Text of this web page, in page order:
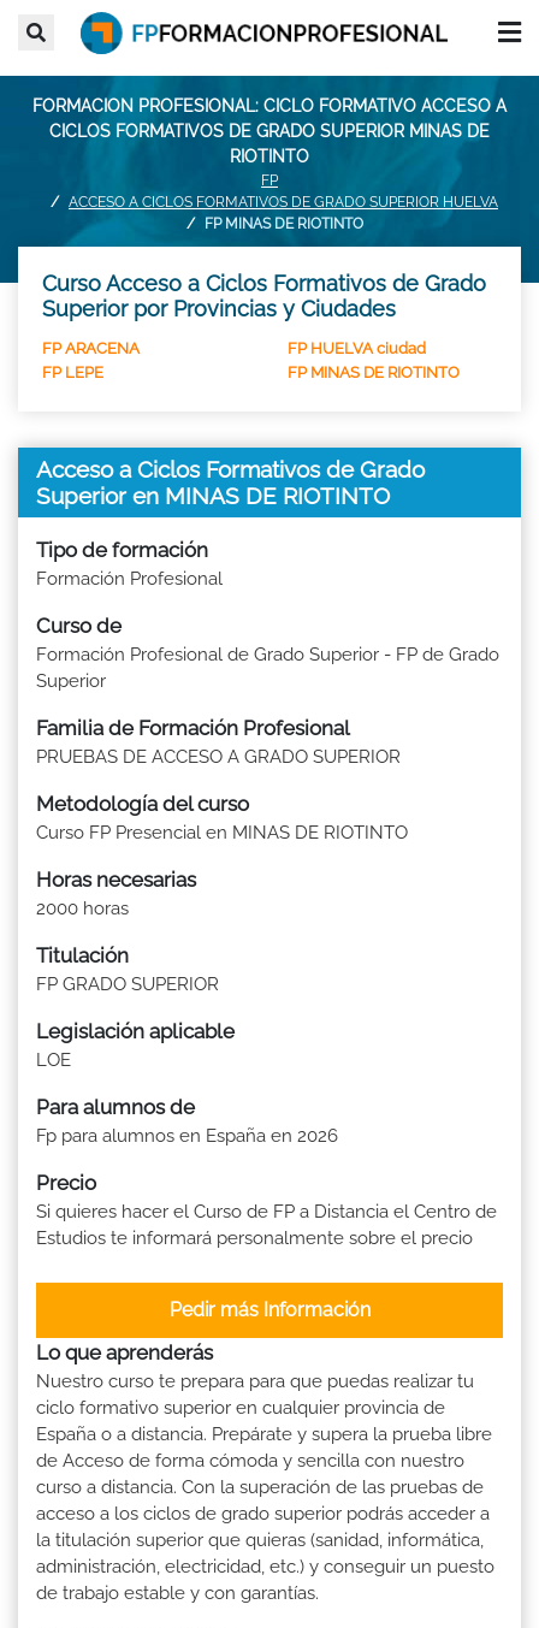
FORMACION PROFESIONAL: CICLO FORMATIVO ACCESO A
CICLOS FORMATIVOS DE GRADO SUPERIOR MINAS DE
RIOTINTO
FP
ACCESO A CICLOS FORMATIVOS DE GRADO SUPERIOR HUELVA
FP MINAS DE RIOTINTO
Curso Acceso a Ciclos Formativos de Grado
Superior por Provincias y Ciudades
FP ARACENA
FP HUELVA ciudad
FP LEPE
FP MINAS DE RIOTINTO
Acceso a Ciclos Formativos de Grado
Superior en MINAS DE RIOTINTO
Tipo de formación
Formación Profesional
Curso de
Formación Profesional de Grado Superior - FP de Grado
Superior
Familia de Formación Profesional
PRUEBAS DE ACCESO A GRADO SUPERIOR
Metodología del curso
Curso FP Presencial en MINAS DE RIOTINTO
Horas necesarias
2000 horas
Titulación
FP GRADO SUPERIOR
Legislación aplicable
LOE
Para alumnos de
Fp para alumnos en España en 2026
Precio
Si quieres hacer el Curso de FP a Distancia el Centro de
Estudios te informará personalmente sobre el precio
Pedir más Información
Lo que aprenderás
Nuestro curso te prepara para que puedas realizar tu
ciclo formativo superior en cualquier provincia de
España o a distancia. Prepárate y supera la prueba libre
de Acceso de forma cómoda y sencilla con nuestro
curso a distancia. Con la superación de las pruebas de
acceso a los ciclos de grado superior podrás acceder a
la titulación superior que quieras (sanidad, informática,
administración, electricidad, etc.) y conseguir un puesto
de trabajo estable y con garantías.